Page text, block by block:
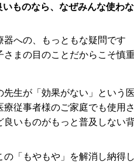
いものなら、なぜみんな使わ
器への、もっともな疑問です
さまの目のことだからこそ慎
先生が「効果がない」という
療従事者様のご家庭でも使用
良いものがもっと普及しない
の「もやもや」を解消し納得